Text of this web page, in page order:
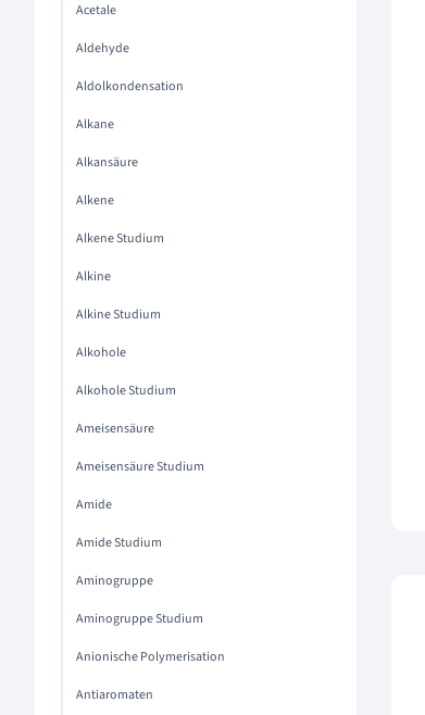
Acetale
Aldehyde
Aldolkondensation
Alkane
Alkansäure
Alkene
Alkene Studium
Alkine
Alkine Studium
Alkohole
Alkohole Studium
Ameisensäure
Ameisensäure Studium
Amide
Amide Studium
Aminogruppe
Aminogruppe Studium
Anionische Polymerisation
Antiaromaten